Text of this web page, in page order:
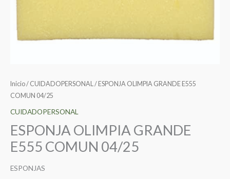
Inicio/ CUIDADOPERSONAL/ ESPONJA OLIMPIA GRANDE E555
COMUN 04/25
CUIDADOPERSONAL
ESPONJA OLIMPIA GRANDE
E555 COMUN 04/25
ESPONJAS